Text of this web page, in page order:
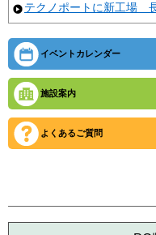
テクノポートに新工場
イベントカレンダー
施設案内
よくあるご質問